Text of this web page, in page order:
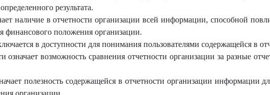
результата.
наличие в отчетности организации всей информации, способной
финансового положения организации.
в доступности для понимания пользователями содержащейся в
означает возможность сравнения отчетности организации за разные
полезность содержащейся в отчетности организации информации
организации.